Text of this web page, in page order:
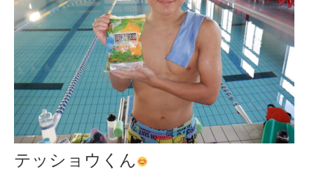
テッショウくん